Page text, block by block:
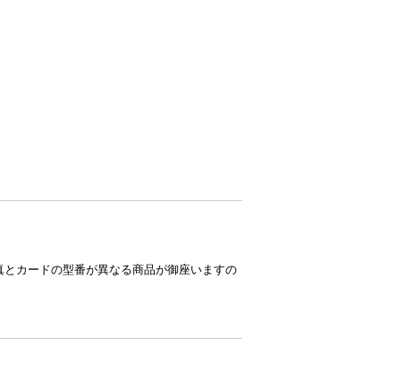
カードの型番が異なる商品が御座いますの